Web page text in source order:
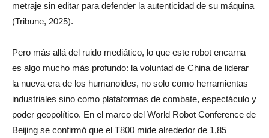
metraje sin editar para defender la autenticidad de su máquina
(Tribune, 2025).
Pero más allá del ruido mediático, lo que este robot encarna
es algo mucho más profundo: la voluntad de China de liderar
la nueva era de los humanoides, no solo como herramientas
industriales sino como plataformas de combate, espectáculo y
poder geopolítico. En el marco del World Robot Conference de
Beijing se confirmó que el T800 mide alrededor de 1,85